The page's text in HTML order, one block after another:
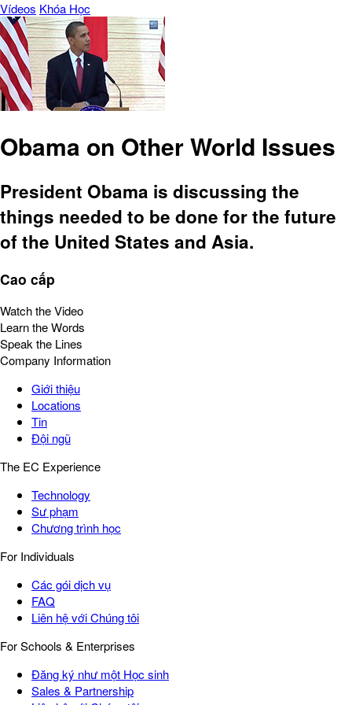
Vídeos Khóa Học
Obama on Other World Issues
President Obama is discussing the
things needed to be done for the future
of the United States and Asia.
Cao cấp
Watch the Video
Learn the Words
Speak the Lines
Company Information
Giới thiệu
Locations
Tin
Đội ngũ
The EC Experience
Technology
Sư phạm
Chương trình học
For Individuals
Các gói dịch vụ
FAQ
Liên hệ với Chúng tôi
For Schools & Enterprises
Đăng ký như một Học sinh
Sales & Partnership